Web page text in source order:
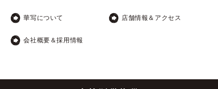
華写について 店舗情報＆アクセス
会社概要＆採用情報